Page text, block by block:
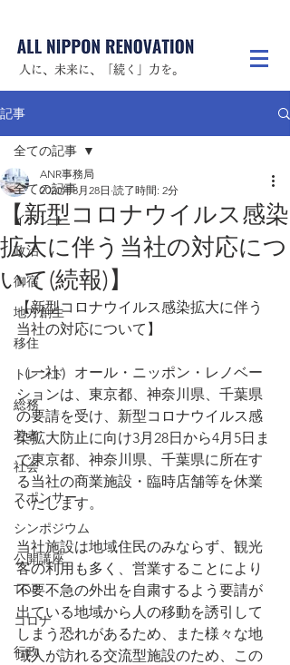
人に、未来に、「続く」力を。
記事
全ての記事
イベント
政治
御宿
地方創生
移住
トレンド
総務
若者
社会
スポンサー
シンポジウム
公開講座
TOP
コロナ
行政
全ての記事
【新型コロナウイルス感染
拡大に伴う当社の対応につ
いて(続報)】
ANR事務局
2020年3月28日 読了時間: 2分
【新型コロナウイルス感染拡大に伴う
当社の対応について】
（一社）オール・ニッポン・レノベー
ションは、東京都、神奈川県、千葉県
の要請を受け、新型コロナウイルス感
染拡大防止に向け3月28日から4月5日ま
で東京都、神奈川県、千葉県に所在す
る当社の商業施設・臨時店舗等を休業
いたします。
当社施設は地域住民のみならず、観光
客の利用も多く、営業することにより
不要不急の外出を自粛するよう要請が
出ている地域から人の移動を誘引して
しまう恐れがあるため、また様々な地
域人が訪れる交流型施設のため、この